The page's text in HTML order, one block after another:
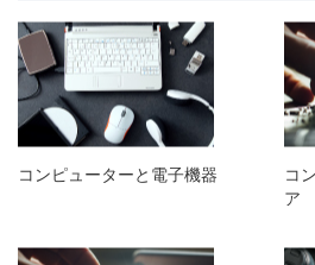
コンピューターと電子機器
コ
ア